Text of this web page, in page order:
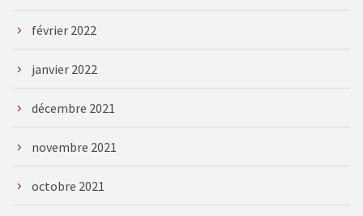
février 2022
janvier 2022
décembre 2021
novembre 2021
octobre 2021